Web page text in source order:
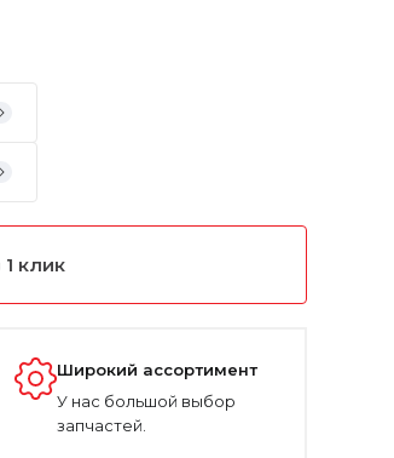
1 клик
Широкий ассортимент
У нас большой выбор
запчастей.